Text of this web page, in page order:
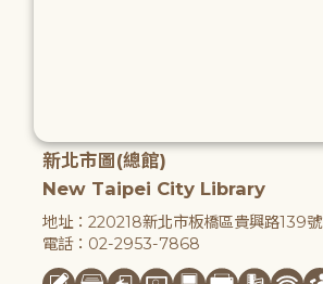
新北市圖(總館)
New Taipei City Library
地址：220218新北市板橋區貴興路139號
電話：02-2953-7868